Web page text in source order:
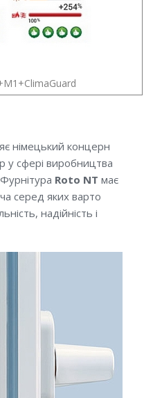
німецький концерн
у сфері виробництва
Roto NT має
серед яких варто
надійність і